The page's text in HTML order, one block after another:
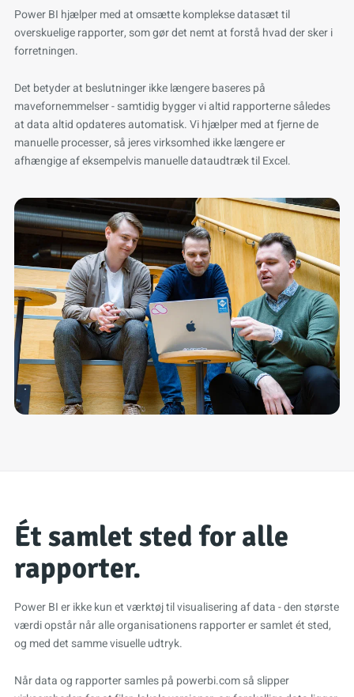
Power BI hjælper med at omsætte komplekse datasæt til
overskuelige rapporter, som gør det nemt at forstå hvad der sker i
forretningen.
Det betyder at beslutninger ikke længere baseres på
mavefornemmelser - samtidig bygger vi altid rapporterne således
at data altid opdateres automatisk. Vi hjælper med at fjerne de
manuelle processer, så jeres virksomhed ikke længere er
afhængige af eksempelvis manuelle dataudtræk til Excel.
Ét samlet sted for alle
rapporter.
Power BI er ikke kun et værktøj til visualisering af data - den største
værdi opstår når alle organisationens rapporter er samlet ét sted,
og med det samme visuelle udtryk.
Når data og rapporter samles på powerbi.com så slipper